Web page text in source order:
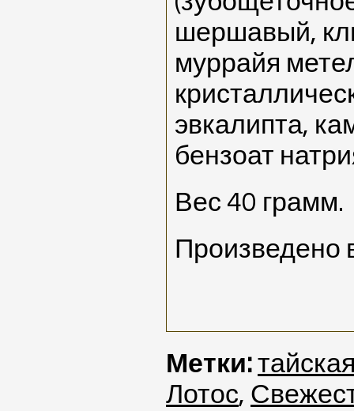
шершавый,
муррайя
эвкалипта,
бензоат
Вес 40 грамм.
Произведено
Метки:
Лотос,